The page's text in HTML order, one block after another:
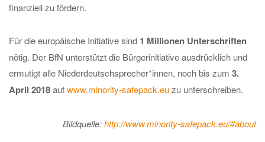
finanziell zu fördern.
Für die europäische Initiative sind 1 Millionen Unterschriften
nötig. Der BfN unterstützt die Bürgerinitiative ausdrücklich und
ermutigt alle Niederdeutschsprecher*innen, noch bis zum 3.
April 2018aufwww.minority-safepack.euzu unterschreiben.
Bildquelle:http://www.minority-safepack.eu/#about